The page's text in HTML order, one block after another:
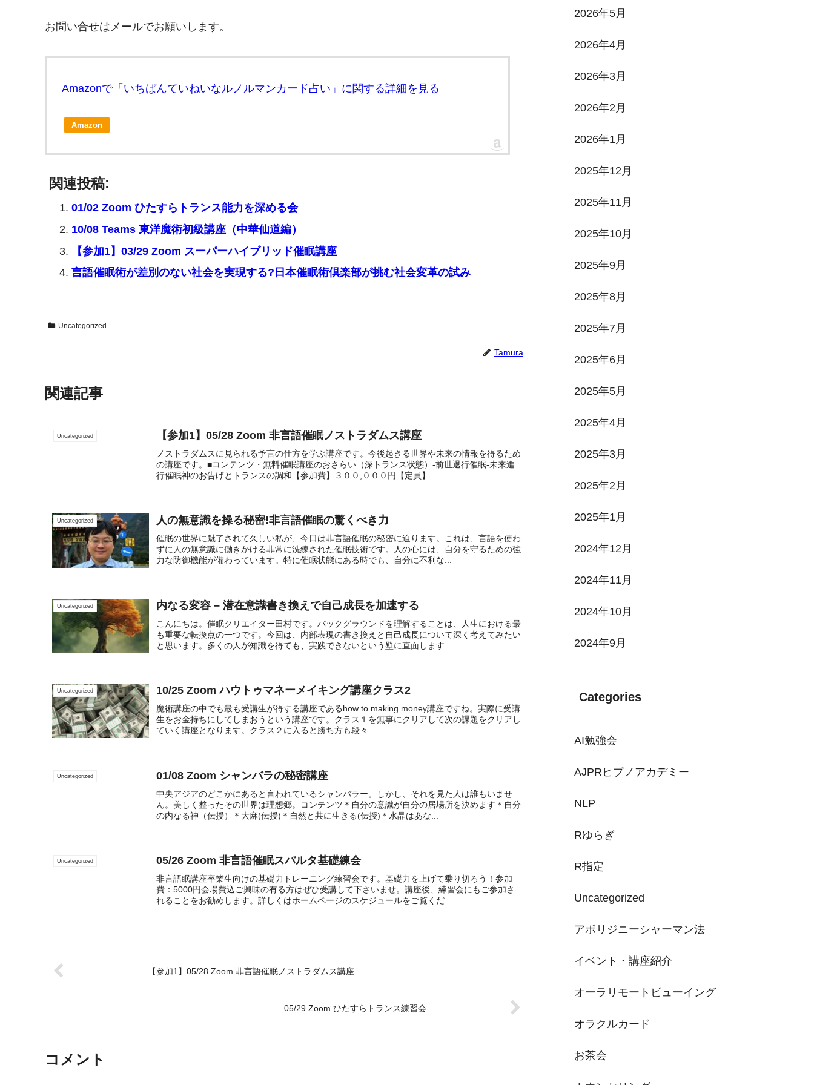
お問い合せはメールでお願いします。
Amazonで「いちばんていねいなルノルマンカード占い」に関する詳細を見る
Amazon
関連投稿:
01/02 Zoom ひたすらトランス能力を深める会
10/08 Teams 東洋魔術初級講座（中華仙道編）
【参加1】03/29 Zoom スーパーハイブリッド催眠講座
言語催眠術が差別のない社会を実現する?日本催眠術倶楽部が挑む社会変革の試み
Uncategorized
Tamura
関連記事
Uncategorized 【参加1】05/28 Zoom 非言語催眠ノストラダムス講座
ノストラダムスに見られる予言の仕方を学ぶ講座です。今後起きる世界や未来の情報を得るため
の講座です。■コンテンツ・無料催眠講座のおさらい（深トランス状態）-前世退行催眠-未来進
行催眠神のお告げとトランスの調和【参加費】３００,０００円【定員】...
Uncategorized 人の無意識を操る秘密!非言語催眠の驚くべき力
催眠の世界に魅了されて久しい私が、今日は非言語催眠の秘密に迫ります。これは、言語を使わ
ずに人の無意識に働きかける非常に洗練された催眠技術です。人の心には、自分を守るための強
力な防御機能が備わっています。特に催眠状態にある時でも、自分に不利な...
Uncategorized 内なる変容 – 潜在意識書き換えで自己成長を加速する
こんにちは。催眠クリエイター田村です。バックグラウンドを理解することは、人生における最
も重要な転換点の一つです。今回は、内部表現の書き換えと自己成長について深く考えてみたい
と思います。多くの人が知識を得ても、実践できないという壁に直面します...
Uncategorized 10/25 Zoom ハウトゥマネーメイキング講座クラス2
魔術講座の中でも最も受講生が得する講座であるhow to making money講座ですね。実際に受講
生をお金持ちにしてしまおうという講座です。クラス１を無事にクリアして次の課題をクリアし
ていく講座となります。クラス２に入ると勝ち方も段々...
Uncategorized 01/08 Zoom シャンバラの秘密講座
中央アジアのどこかにあると言われているシャンバラー。しかし、それを見た人は誰もいませ
ん。美しく整ったその世界は理想郷。コンテンツ＊自分の意識が自分の居場所を決めます＊自分
の内なる神（伝授）＊大麻(伝授)＊自然と共に生きる(伝授)＊水晶はあな...
Uncategorized 05/26 Zoom 非言語催眠スパルタ基礎練会
非言語眠講座卒業生向けの基礎力トレーニング練習会です。基礎力を上げて乗り切ろう！参加
費：5000円会場費込ご興味の有る方はぜひ受講して下さいませ。講座後、練習会にもご参加さ
れることをお勧めします。詳しくはホームページのスケジュールをご覧くだ...
【参加1】05/28 Zoom 非言語催眠ノストラダムス講座
05/29 Zoom ひたすらトランス練習会
コメント
2026年5月
2026年4月
2026年3月
2026年2月
2026年1月
2025年12月
2025年11月
2025年10月
2025年9月
2025年8月
2025年7月
2025年6月
2025年5月
2025年4月
2025年3月
2025年2月
2025年1月
2024年12月
2024年11月
2024年10月
2024年9月
Categories
AI勉強会
AJPRヒプノアカデミー
NLP
Rゆらぎ
R指定
Uncategorized
アボリジニーシャーマン法
イベント・講座紹介
オーラリモートビューイング
オラクルカード
お茶会